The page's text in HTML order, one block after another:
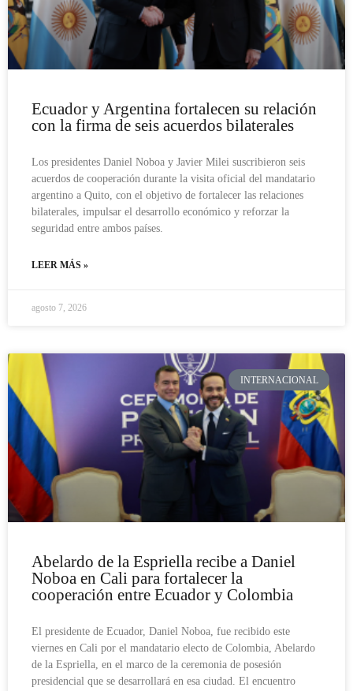
Ecuador y Argentina fortalecen su relación
con la firma de seis acuerdos bilaterales
Los presidentes Daniel Noboa y Javier Milei suscribieron seis
acuerdos de cooperación durante la visita oficial del mandatario
argentino a Quito, con el objetivo de fortalecer las relaciones
bilaterales, impulsar el desarrollo económico y reforzar la
seguridad entre ambos países.
LEER MÁS »
agosto 7, 2026
INTERNACIONAL
Abelardo de la Espriella recibe a Daniel
Noboa en Cali para fortalecer la
cooperación entre Ecuador y Colombia
El presidente de Ecuador, Daniel Noboa, fue recibido este
viernes en Cali por el mandatario electo de Colombia, Abelardo
de la Espriella, en el marco de la ceremonia de posesión
presidencial que se desarrollará en esa ciudad. El encuentro